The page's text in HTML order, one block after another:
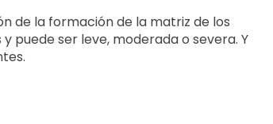
de la formación de la matriz de los
puede ser leve, moderada o severa. Y